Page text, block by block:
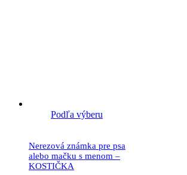
Podľa výberu
Nerezová známka pre psa
alebo mačku s menom –
KOSTIČKA